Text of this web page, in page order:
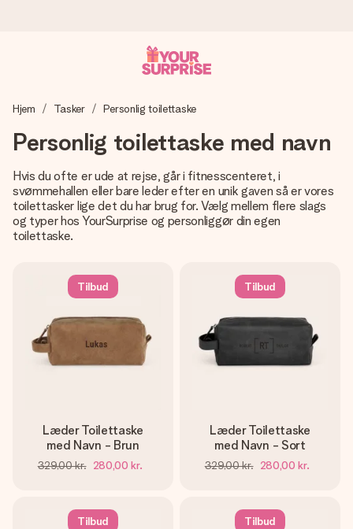
Vi laver din gave med omhu og sender den lynhurtigt – så
betyder allermest.
4,7 (baseret på +15.000 anmeldelser)
Vores gaver inspirerer. Kunderne giver os 4,7 på Google
Gratis kort med hilsen
Lav noget særligt i blot få trin – med hendes navn, et
billede af dig eller en besked, der går lige i hendes hjerte.
Intet besvær men udelukkende en masse kærlighed i
Hjem Tasker Personlig toilettaske
Personlig toilettaske med navn
Hvis du ofte er ude at rejse, går i fitnesscenteret, i
svømmehallen eller bare leder efter en unik gaven så er vores
toilettasker lige det du har brug for. Vælg mellem flere slags
og typer hos YourSurprise og personliggør din egen
toilettaske.
Tilbud
Læder Toilettaske
med Navn - Brun
329,00 kr. 280,00 kr.
Tilbud
Læder Toilettaske
med Navn - Sort
329,00 kr. 280,00 kr.
Tilbud Tilbud